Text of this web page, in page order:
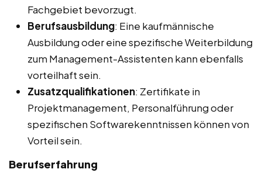
Fachgebiet bevorzugt.
Berufsausbildung: Eine kaufmännische
Ausbildung oder eine spezifische Weiterbildung
zum Management-Assistenten kann ebenfalls
vorteilhaft sein.
Zusatzqualifikationen: Zertifikate in
Projektmanagement, Personalführung oder
spezifischen Softwarekenntnissen können von
Vorteil sein.
Berufserfahrung